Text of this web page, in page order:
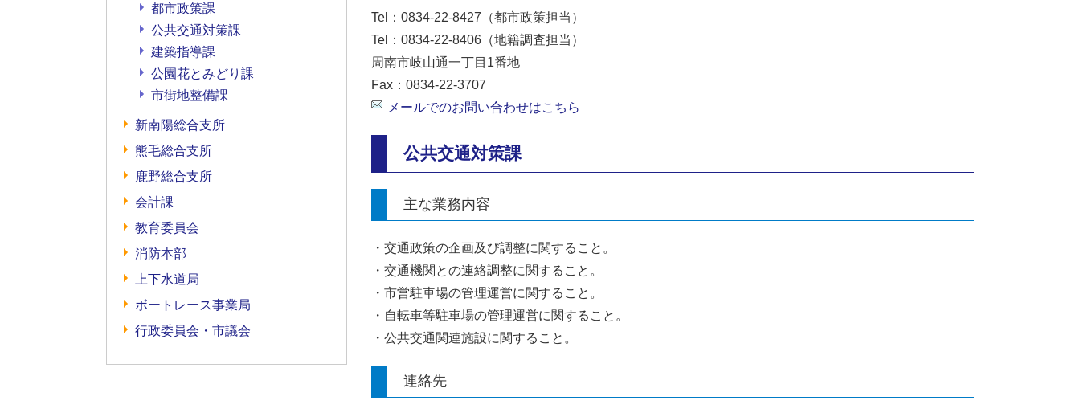
都市政策課
公共交通対策課
建築指導課
公園花とみどり課
市街地整備課
新南陽総合支所
熊毛総合支所
鹿野総合支所
会計課
教育委員会
消防本部
上下水道局
ボートレース事業局
行政委員会・市議会
Tel：0834-22-8427（都市政策担当）
Tel：0834-22-8406（地籍調査担当）
周南市岐山通一丁目1番地
Fax：0834-22-3707
メールでのお問い合わせはこちら
公共交通対策課
主な業務内容
・交通政策の企画及び調整に関すること。
・交通機関との連絡調整に関すること。
・市営駐車場の管理運営に関すること。
・自転車等駐車場の管理運営に関すること。
・公共交通関連施設に関すること。
連絡先